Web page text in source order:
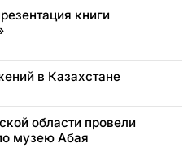
книги
в Казахстане
области провели
музею Абая